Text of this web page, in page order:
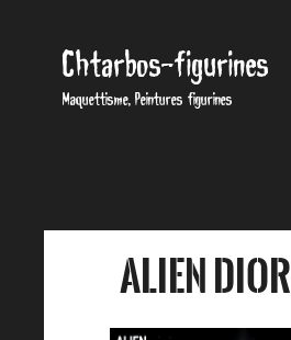
Chtarbos-figurines
Maquettisme, Peintures figurines
Alien